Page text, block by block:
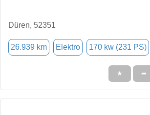
Düren, 52351
26.939 km Elektro 170 kw (231 PS)
★ ➦